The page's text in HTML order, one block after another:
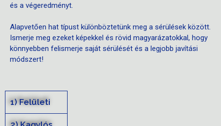
és a végeredményt.
Alapvetően hat típust különböztetünk meg a sérülések között.
Ismerje meg ezeket képekkel és rövid magyarázatokkal, hogy
könnyebben felismerje saját sérülését és a legjobb javítási
módszert!
1) Felületi